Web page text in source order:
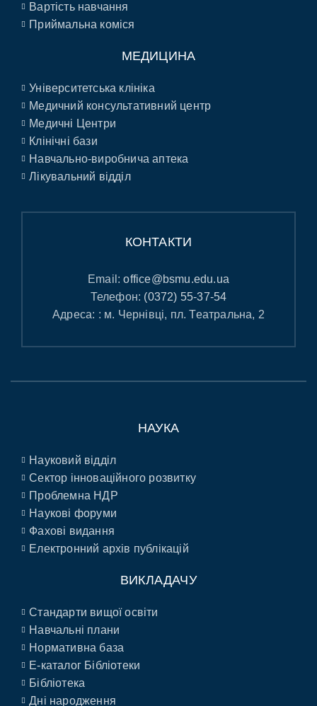
Вартість навчання
Приймальна коміся
МЕДИЦИНА
Університетська клініка
Медичний консультативний центр
Медичні Центри
Клінічні бази
Навчально-виробнича аптека
Лікувальний відділ
КОНТАКТИ
Email:office@bsmu.edu.ua
Телефон: (0372) 55-37-54
Адреса: : м. Чернівці, пл. Театральна, 2
НАУКА
Науковий відділ
Сектор інноваційного розвитку
Проблемна НДР
Наукові форуми
Фахові видання
Електронний архів публікацій
ВИКЛАДАЧУ
Стандарти вищої освіти
Навчальні плани
Нормативна база
E-каталог Бібліотеки
Бібліотека
Дні народження